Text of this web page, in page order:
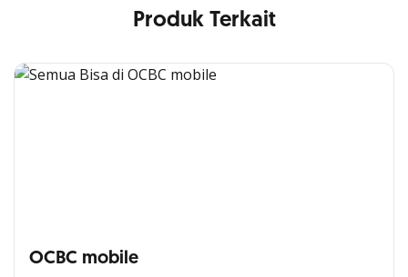
Produk Terkait
OCBC mobile